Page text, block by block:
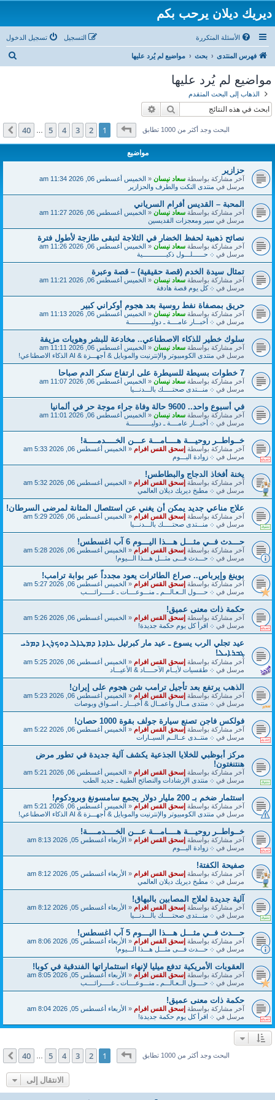
ديريك ديلان يرحب بكم
الأسئلة المتكررة تسجيل الدخول التسجيل
فهرس المنتدى بحث مواضيع لم يُرد عليها
ب
مواضيع لم يُرد عليها
الذهاب إلى البحث المتقدم
بحث
البحث وجد أكثر من 1000 تطابق صفحة1من40
1
2
3
4
5
40 التالي
مواضيع
حزازير
آخر مشاركة بواسطةسعاد نيسان«الخميس أغسطس 06, 2026 11:34 am
مرسل فيمنتدى النكت والطرف والحزازير
المحبة – القديس أفرام السرياني
آخر مشاركة بواسطةسعاد نيسان«الخميس أغسطس 06, 2026 11:27 am
مرسل فيسير ومعجزات القديسين
نصائح ذهبية لحفظ الخضار في الثلاجة لتبقى طازجة لأطول فترة
آخر مشاركة بواسطةسعاد نيسان«الخميس أغسطس 06, 2026 11:26 am
مرسل في܀ حــــــلـــول ذكيـــــــــــــية
تمثال سيدة الخدم (قصة حقيقية) – قصة وعبرة
آخر مشاركة بواسطةسعاد نيسان«الخميس أغسطس 06, 2026 11:21 am
مرسل في܀ كل يوم قصة هادفة
حريق بمصفاة نفط روسية بعد هجوم أوكراني كبير
آخر مشاركة بواسطةسعاد نيسان«الخميس أغسطس 06, 2026 11:13 am
مرسل في܀ أخبـــار عامــــة ـ دوليــــــــــــة
سلوك خطير للذكاء الاصطناعي.. مخادعة للبشر وهويات مزيفة
آخر مشاركة بواسطةسعاد نيسان«الخميس أغسطس 06, 2026 11:11 am
مرسل فيمنتدى الكومبيوتر والإنترنيت والموبايل & أجهـــزة & AI الذكاء الاصطناعي!
7 خطوات بسيطة للسيطرة على ارتفاع سكر الدم صباحا
آخر مشاركة بواسطةسعاد نيسان«الخميس أغسطس 06, 2026 11:07 am
مرسل في܀ منـــتدى صحتـــــك بالـــدنـــيا
في أسبوع واحد.. 9600 حالة وفاة جراء موجة حر في ألمانيا
آخر مشاركة بواسطةسعاد نيسان«الخميس أغسطس 06, 2026 11:01 am
مرسل في܀ أخبـــار عامــــة ـ دوليــــــــــــة
خــواطــر روحيـــة هــــامـــة عـــن الخــــدمــــة!
آخر مشاركة بواسطةإسحق القس افرام«الخميس أغسطس 06, 2026 5:33 am
مرسل في܀ زوادة اليـــوم
يخنة أفخاذ الدجاج والبطاطس!
آخر مشاركة بواسطةإسحق القس افرام«الخميس أغسطس 06, 2026 5:32 am
مرسل في܀ مطبخ ديريك ديلان العالمي
علاج مناعي جديد يمكن أن يغني عن استئصال المثانة لمرضى السرطان!
آخر مشاركة بواسطةإسحق القس افرام«الخميس أغسطس 06, 2026 5:29 am
مرسل في܀ منـــتدى صحتـــــك بالـــدنـــيا
حـــدث فــي مثـــل هـــذا اليـــوم 6 آب اغسطس!
آخر مشاركة بواسطةإسحق القس افرام«الخميس أغسطس 06, 2026 5:28 am
مرسل في܀ حـــدث فـــى مثـــل هـــذا الـــيوم!
بوينغ وإيرباص.. صراع الطائرات يعود مجدداً عبر بوابة ترامب!
آخر مشاركة بواسطةإسحق القس افرام«الخميس أغسطس 06, 2026 5:27 am
مرسل في܀ حــــول الــعـالـــم ـ منـــوعــــات ـ غـــــرائــــب
حكمة ذات معنى عميق!
آخر مشاركة بواسطةإسحق القس افرام«الخميس أغسطس 06, 2026 5:26 am
مرسل في܀ اقرأ كل يوم حكمة جديدة!
عيد تجلي الرب يسوع ـ عيد مار كبرئيل ܥܐܕܐ ܕܡܛܐܠ ܕܘܟ̣ܪܢܐ ܕܡܪܝ
ܓܒܪܐܝܠ!
آخر مشاركة بواسطةإسحق القس افرام«الخميس أغسطس 06, 2026 5:25 am
مرسل في܀ طقسيات لأيــام الآحـــــاد & الأعيـــاد
الذهب يرتفع بعد تأجيل ترامب شن هجوم على إيران!
آخر مشاركة بواسطةإسحق القس افرام«الخميس أغسطس 06, 2026 5:23 am
مرسل في܀ منتدى مــال واعمــال & أخبـــار ـ اسـواق وبوصات
فولكس فاجن تصنع سيارة جولف بقوة 1000 حصان!
آخر مشاركة بواسطةإسحق القس افرام«الخميس أغسطس 06, 2026 5:22 am
مرسل في܀ منتــدى عــالــم السيــارات
مركز أبوظبي للخلايا الجذعية يكشف آلية جديدة في تطور مرض
هنتنغتون!
آخر مشاركة بواسطةإسحق القس افرام«الخميس أغسطس 06, 2026 5:21 am
مرسل في܀ منتدى الإرشادات والنصائح الطبية ـ جديد الطب
استثمار ضخم بـ 200 مليار دولار يجمع سامسونغ وبرودكوم!
آخر مشاركة بواسطةإسحق القس افرام«الخميس أغسطس 06, 2026 5:21 am
مرسل فيمنتدى الكومبيوتر والإنترنيت والموبايل & أجهـــزة & AI الذكاء الاصطناعي!
خــواطــر روحيـــة هــــامـــة عـــن الخــــدمــــة!
آخر مشاركة بواسطةإسحق القس افرام«الأربعاء أغسطس 05, 2026 8:13 am
مرسل في܀ زوادة اليـــوم
صفيحة الكفتة!
آخر مشاركة بواسطةإسحق القس افرام«الأربعاء أغسطس 05, 2026 8:12 am
مرسل في܀ مطبخ ديريك ديلان العالمي
آلية جديدة لعلاج المصابين بالبهاق!
آخر مشاركة بواسطةإسحق القس افرام«الأربعاء أغسطس 05, 2026 8:12 am
مرسل في܀ منـــتدى صحتـــــك بالـــدنـــيا
حـــدث فــي مثـــل هـــذا اليـــوم 5 آب اغسطس!
آخر مشاركة بواسطةإسحق القس افرام«الأربعاء أغسطس 05, 2026 8:06 am
مرسل في܀ حـــدث فـــى مثـــل هـــذا الـــيوم!
العقوبات الأمريكية تدفع ميليا لإنهاء استثماراتها الفندقية في كوبا!
آخر مشاركة بواسطةإسحق القس افرام«الأربعاء أغسطس 05, 2026 8:05 am
مرسل في܀ حــــول الــعـالـــم ـ منـــوعــــات ـ غـــــرائــــب
حكمة ذات معنى عميق!
آخر مشاركة بواسطةإسحق القس افرام«الأربعاء أغسطس 05, 2026 8:04 am
مرسل في܀ اقرأ كل يوم حكمة جديدة!
البحث وجد أكثر من 1000 تطابق صفحة1من40
1
2
3
4
5
40 التالي
الانتقال إلى